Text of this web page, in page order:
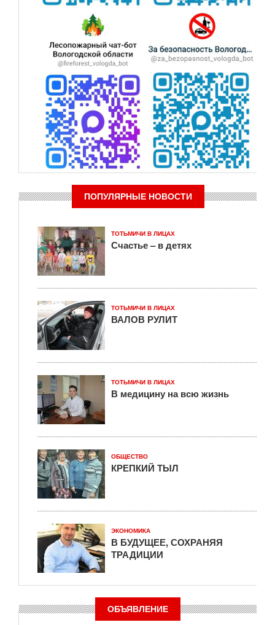
ПОПУЛЯРНЫЕ НОВОСТИ
ТОТЬМИЧИ В ЛИЦАХ
Счастье – в детях
ТОТЬМИЧИ В ЛИЦАХ
ВАЛОВ РУЛИТ
ТОТЬМИЧИ В ЛИЦАХ
В медицину на всю жизнь
ОБЩЕСТВО
КРЕПКИЙ ТЫЛ
ЭКОНОМИКА
В БУДУЩЕЕ, СОХРАНЯЯ
ТРАДИЦИИ
ОБЪЯВЛЕНИЕ